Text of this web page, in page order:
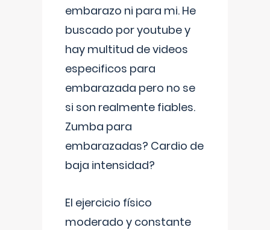
embarazo ni para mi. He
buscado por youtube y
hay multitud de videos
especificos para
embarazada pero no se
si son realmente fiables.
Zumba para
embarazadas? Cardio de
baja intensidad?
El ejercicio físico
moderado y constante